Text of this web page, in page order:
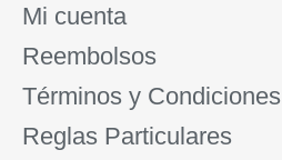
Mi cuenta
Reembolsos
Términos y Condiciones
Reglas Particulares